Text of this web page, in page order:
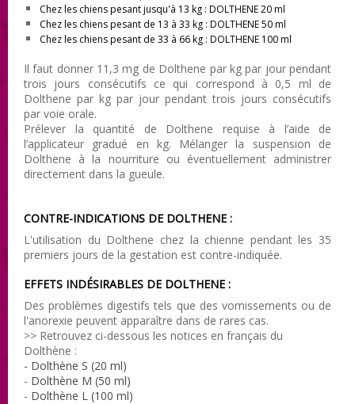
Chez les chiens pesant jusqu'à 13 kg : DOLTHENE 20 ml
Chez les chiens pesant de 13 à 33 kg : DOLTHENE 50 ml
Chez les chiens pesant de 33 à 66 kg : DOLTHENE 100 ml
Il faut donner 11,3 mg de Dolthene par kg par jour pendant
trois jours consécutifs ce qui correspond à 0,5 ml de
Dolthene par kg par jour pendant trois jours consécutifs
par voie orale.
Prélever la quantité de Dolthene requise à l’aide de
l’applicateur gradué en kg. Mélanger la suspension de
Dolthene à la nourriture ou éventuellement administrer
directement dans la gueule.
CONTRE-INDICATIONS DE DOLTHENE :
L'utilisation du Dolthene chez la chienne pendant les 35
premiers jours de la gestation est contre-indiquée.
EFFETS INDÉSIRABLES DE DOLTHENE :
Des problèmes digestifs tels que des vomissements ou de
l'anorexie peuvent apparaître dans de rares cas.
>> Retrouvez ci-dessous les notices en français du
Dolthène :
- Dolthène S (20 ml)
- Dolthène M (50 ml)
- Dolthène L (100 ml)